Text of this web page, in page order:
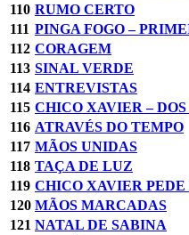
110 RUMO CERTO
111 PINGA FOGO –
112 CORAGEM
113 SINAL VERDE
114 ENTREVISTAS
115 CHICO XAVIER –
116 ATRAVÉS DO TEMPO
117 MÃOS UNIDAS
118 TAÇA DE LUZ
119 CHICO XAVIER
120 MÃOS MARCADAS
121 NATAL DE SABINA